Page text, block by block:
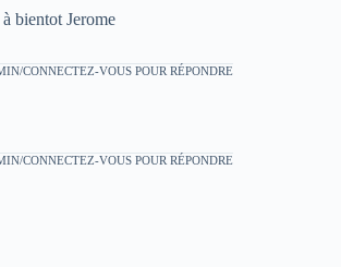
bientot Jerome
CONNECTEZ-VOUS POUR RÉPONDRE
CONNECTEZ-VOUS POUR RÉPONDRE